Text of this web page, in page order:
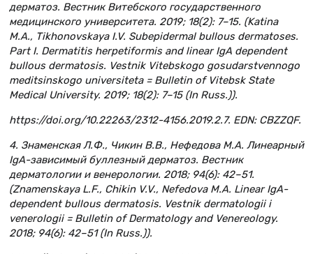
дерматоз. Вестник Витебского государственного
медицинского университета. 2019; 18(2): 7–15. (Katina
M.A., Tikhonovskaya I.V. Subepidermal bullous dermatoses.
Part I. Dermatitis herpetiformis and linear IgA dependent
bullous dermatosis. Vestnik Vitebskogo gosudarstvennogo
meditsinskogo universiteta = Bulletin of Vitebsk State
Medical University. 2019; 18(2): 7–15 (In Russ.)).
https://doi.org/10.22263/2312-4156.2019.2.7. EDN: CBZZQF.
4. Знаменская Л.Ф., Чикин В.В., Нефедова М.А. Линеарный
IgA-зависимый буллезный дерматоз. Вестник
дерматологии и венерологии. 2018; 94(6): 42–51.
(Znamenskaya L.F., Chikin V.V., Nefedova M.A. Linear IgA-
dependent bullous dermatosis. Vestnik dermatologii i
venerologii = Bulletin of Dermatology and Venereology.
2018; 94(6): 42–51 (In Russ.)).